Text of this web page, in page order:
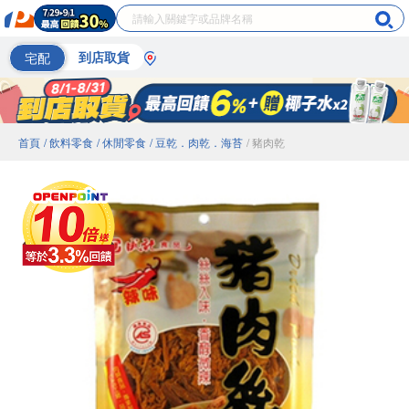
宅配 到店取貨
首頁 / 飲料零食 / 休閒零食 / 豆乾．肉乾．海苔 / 豬肉乾